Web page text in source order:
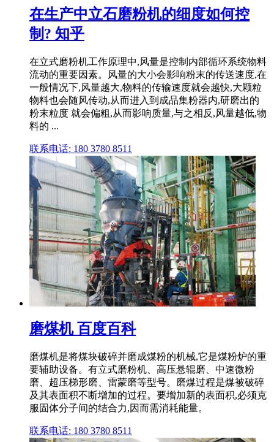
在生产中立石磨粉机的细度如何控
制? 知乎
在立式磨粉机工作原理中,风量是控制内部循环系统物料
流动的重要因素。风量的大小会影响粉末的传送速度,在
一般情况下,风量越大,物料的传输速度就会越快,大颗粒
物料也会随风传动,从而进入到成品集粉器内,研磨出的
粉末粒度 就会偏粗,从而影响质量,与之相反,风量越低,物
料的 ...
联系电话: 180 3780 8511
磨煤机 百度百科
磨煤机是将煤块破碎并磨成煤粉的机械,它是煤粉炉的重
要辅助设备。有立式磨粉机、高压悬辊磨、中速微粉
磨、超压梯形磨、雷蒙磨等型号。磨煤过程是煤被破碎
及其表面积不断增加的过程。要增加新的表面积,必须克
服固体分子间的结合力,因而需消耗能量。
联系电话: 180 3780 8511